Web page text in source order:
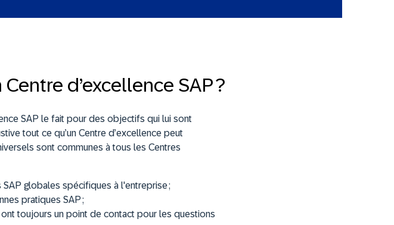
d’excellence SAP ?
SAP le fait pour des objectifs qui lui sont
tout ce qu’un Centre d’excellence peut
sont communes à tous les Centres
globales spécifiques à l'entreprise ;
pratiques SAP ;
toujours un point de contact pour les questions